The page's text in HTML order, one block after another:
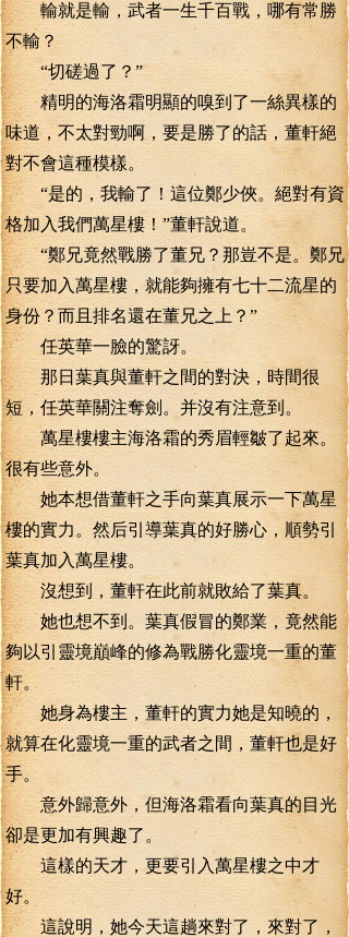
輸就是輸，武者一生千百戰，哪有常勝
不輸？
“切磋過了？”
精明的海洛霜明顯的嗅到了一絲異樣的
味道，不太對勁啊，要是勝了的話，董軒絕
對不會這種模樣。
“是的，我輸了！這位鄭少俠。絕對有資
格加入我們萬星樓！”董軒說道。
“鄭兄竟然戰勝了董兄？那豈不是。鄭兄
只要加入萬星樓，就能夠擁有七十二流星的
身份？而且排名還在董兄之上？”
任英華一臉的驚訝。
那日葉真與董軒之間的對決，時間很
短，任英華關注奪劍。并沒有注意到。
萬星樓樓主海洛霜的秀眉輕皺了起來。
很有些意外。
她本想借董軒之手向葉真展示一下萬星
樓的實力。然后引導葉真的好勝心，順勢引
葉真加入萬星樓。
沒想到，董軒在此前就敗給了葉真。
她也想不到。葉真假冒的鄭業，竟然能
夠以引靈境巔峰的修為戰勝化靈境一重的董
軒。
她身為樓主，董軒的實力她是知曉的，
就算在化靈境一重的武者之間，董軒也是好
手。
意外歸意外，但海洛霜看向葉真的目光
卻是更加有興趣了。
這樣的天才，更要引入萬星樓之中才
好。
這說明，她今天這趟來對了，來對了，